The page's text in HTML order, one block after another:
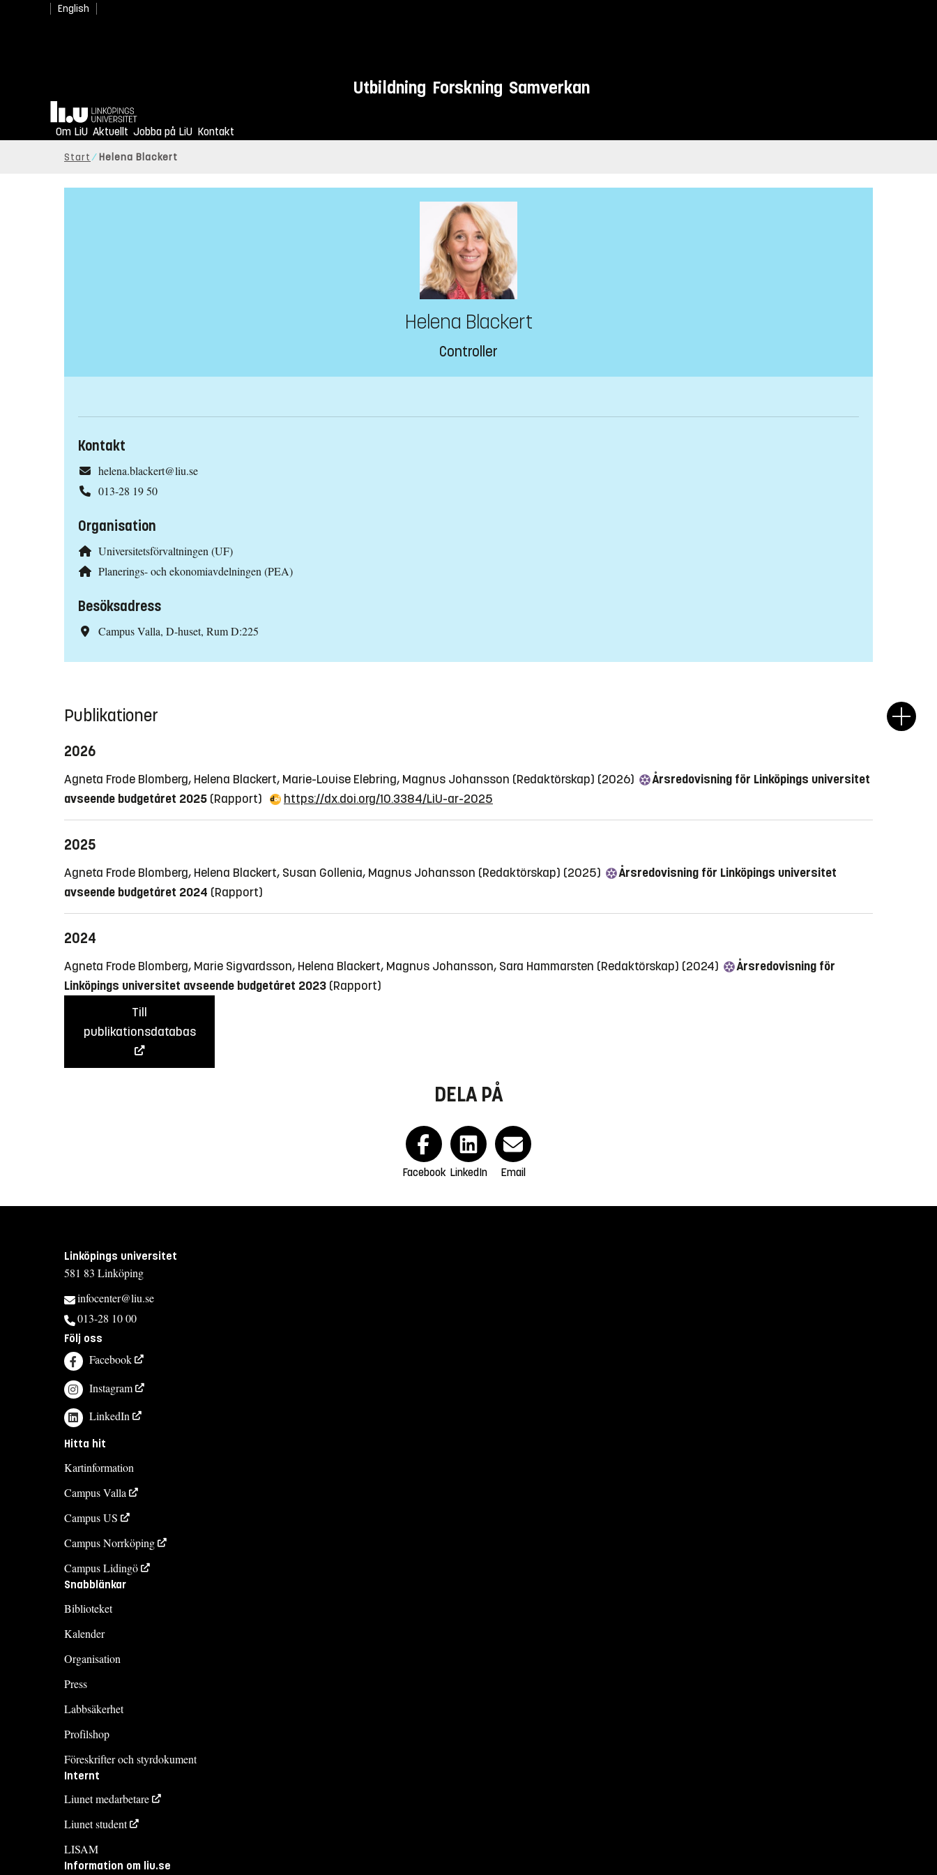
English
Utbildning Forskning Samverkan
Hem
Om LiU Aktuellt Jobba på LiU Kontakt
Start Helena Blackert
Helena Blackert
Controller
Kontakt
helena.blackert@liu.se
013-28 19 50
Organisation
Universitetsförvaltningen (UF)
Planerings- och ekonomiavdelningen (PEA)
Besöksadress
Campus Valla, D-huset, Rum D:225
Publikationer
2026
Agneta Frode Blomberg, Helena Blackert, Marie-Louise Elebring, Magnus Johansson (Redaktörskap) (2026)
Årsredovisning för Linköpings universitet
avseende budgetåret 2025 (Rapport) https://dx.doi.org/10.3384/LiU-ar-2025
2025
Agneta Frode Blomberg, Helena Blackert, Susan Gollenia, Magnus Johansson (Redaktörskap) (2025)
Årsredovisning för Linköpings universitet
avseende budgetåret 2024 (Rapport)
2024
Agneta Frode Blomberg, Marie Sigvardsson, Helena Blackert, Magnus Johansson, Sara Hammarsten (Redaktörskap) (2024)
Årsredovisning för
Linköpings universitet avseende budgetåret 2023 (Rapport)
Till
publikationsdatabas
DELA PÅ
Facebook LinkedIn Email
Linköpings universitet
581 83 Linköping
infocenter@liu.se
013-28 10 00
Följ oss
Facebook
Instagram
LinkedIn
Hitta hit
Kartinformation
Campus Valla
Campus US
Campus Norrköping
Campus Lidingö
Snabblänkar
Biblioteket
Kalender
Organisation
Press
Labbsäkerhet
Profilshop
Föreskrifter och styrdokument
Internt
Liunet medarbetare
Liunet student
LISAM
Information om liu.se